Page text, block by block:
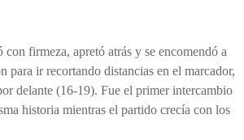
firmeza, apretó atrás y se encomendó a
para ir recortando distancias en el marcador,
delante (16-19). Fue el primer intercambio
historia mientras el partido crecía con los